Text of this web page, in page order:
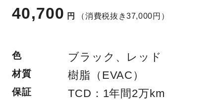
40,700 円 （消費税抜き37,000円）
色 ブラック、レッド
材質 樹脂（EVAC）
保証 TCD：1年間2万km